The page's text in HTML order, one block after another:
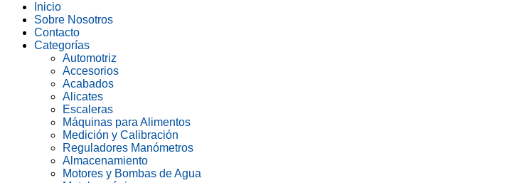
Inicio
Sobre Nosotros
Contacto
Categorías
Automotriz
Accesorios
Acabados
Alicates
Escaleras
Máquinas para Alimentos
Medición y Calibración
Reguladores Manómetros
Almacenamiento
Motores y Bombas de Agua